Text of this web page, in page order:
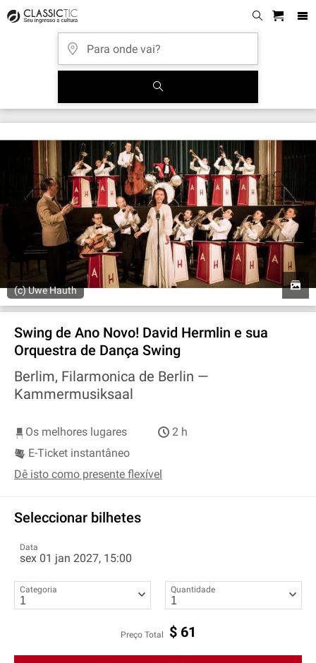
(c) Uwe Hauth
Swing de Ano Novo! David Hermlin e sua
Orquestra de Dança Swing
Berlim, Filarmonica de Berlin —
Kammermusiksaal
Os melhores lugares
2 h
E-Ticket instantâneo
Dê isto como presente flexível
Seleccionar bilhetes
Data
sex 01 jan 2027, 15:00
Categoria Quantidade
Preço Total $ 61